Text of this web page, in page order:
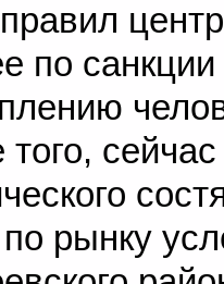
по
того,
рынку